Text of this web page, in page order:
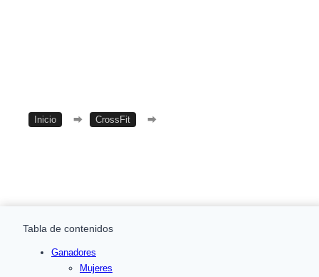
Inicio ⮕ CrossFit ⮕
Tabla de contenidos
Ganadores
Mujeres